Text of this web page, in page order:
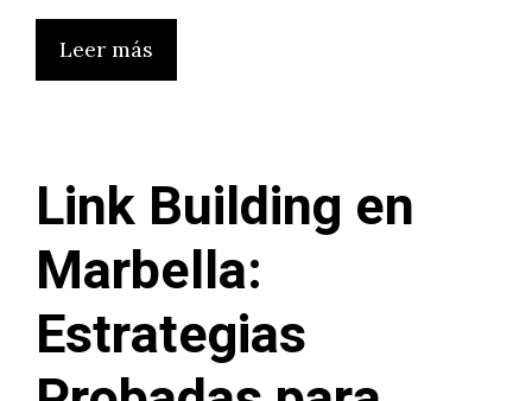
Leer más
Link Building en
Marbella:
Estrategias